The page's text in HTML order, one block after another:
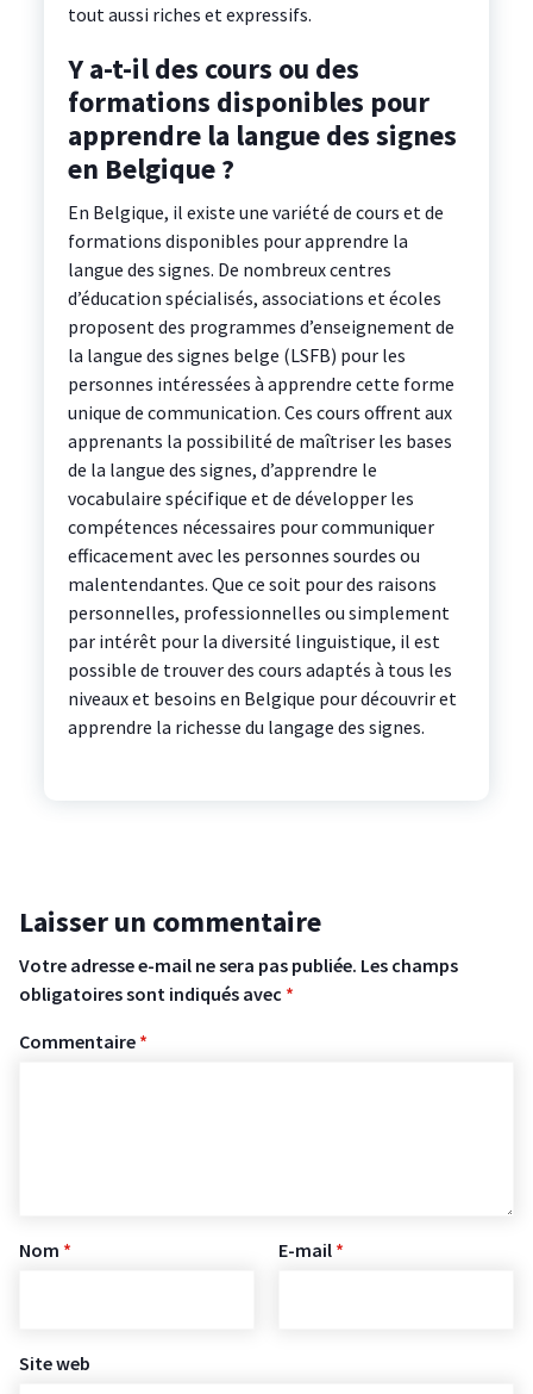
tout aussi riches et expressifs.
Y a-t-il des cours ou des
formations disponibles pour
apprendre la langue des signes
en Belgique ?
En Belgique, il existe une variété de cours et de
formations disponibles pour apprendre la
langue des signes. De nombreux centres
d’éducation spécialisés, associations et écoles
proposent des programmes d’enseignement de
la langue des signes belge (LSFB) pour les
personnes intéressées à apprendre cette forme
unique de communication. Ces cours offrent aux
apprenants la possibilité de maîtriser les bases
de la langue des signes, d’apprendre le
vocabulaire spécifique et de développer les
compétences nécessaires pour communiquer
efficacement avec les personnes sourdes ou
malentendantes. Que ce soit pour des raisons
personnelles, professionnelles ou simplement
par intérêt pour la diversité linguistique, il est
possible de trouver des cours adaptés à tous les
niveaux et besoins en Belgique pour découvrir et
apprendre la richesse du langage des signes.
Laisser un commentaire
Votre adresse e-mail ne sera pas publiée. Les champs
obligatoires sont indiqués avec *
Commentaire *
Nom * E-mail *
Site web